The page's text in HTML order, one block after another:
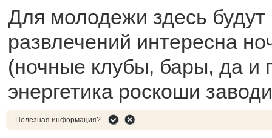
Для молодежи здесь
развлечений интересна
(ночные клубы, бары, да и
энергетика роскоши
Полезная информация?